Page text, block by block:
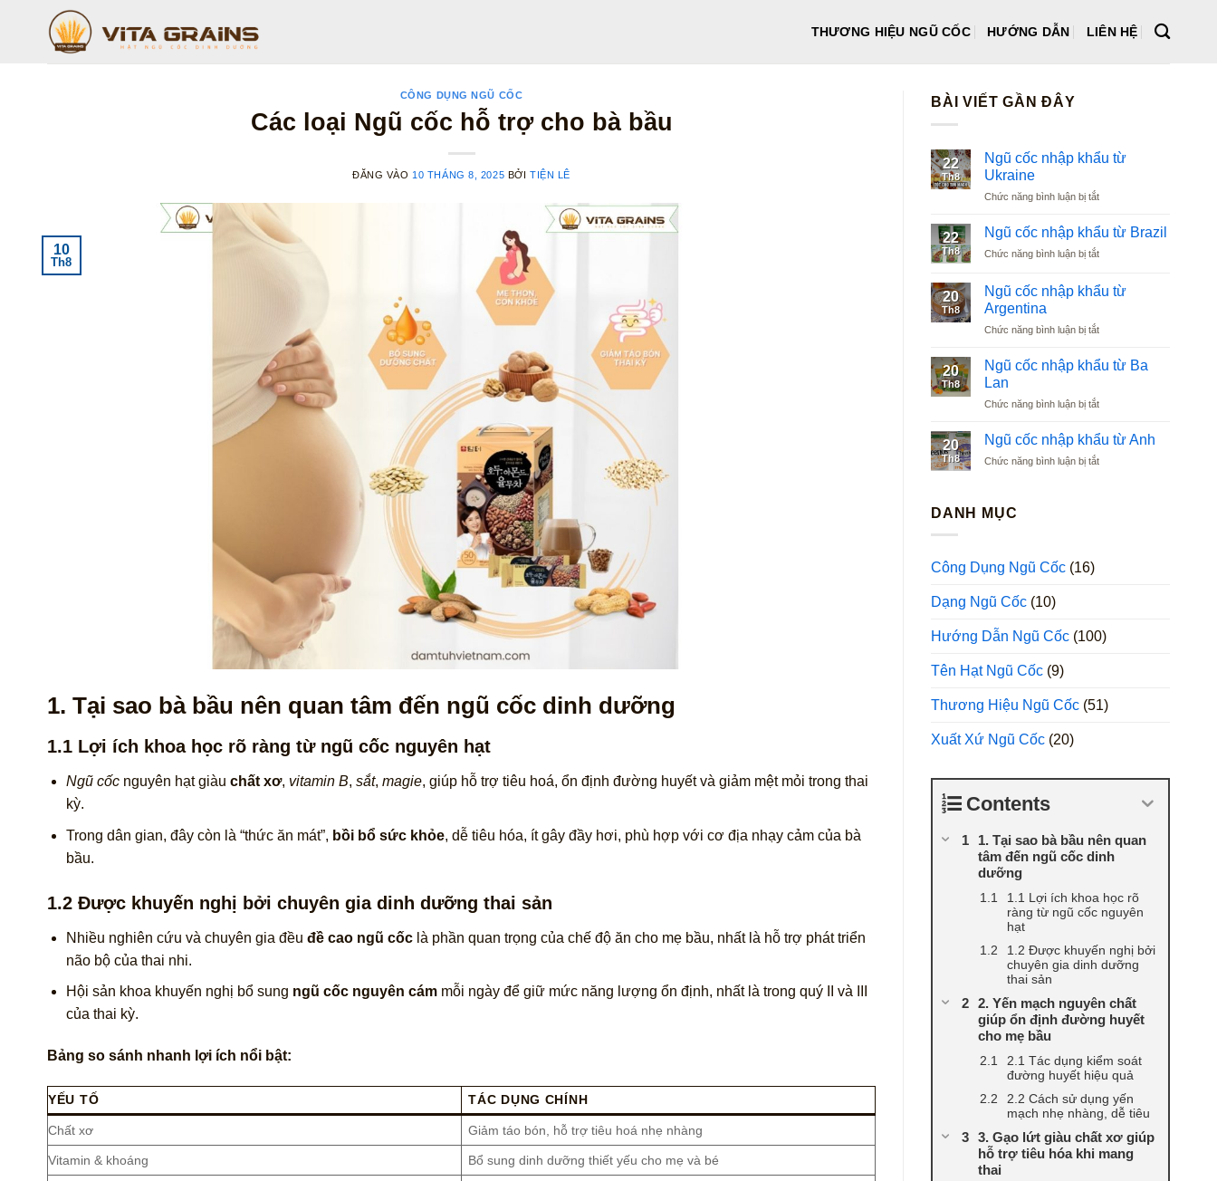
THƯƠNG HIỆU NGŨ CỐC HƯỚNG DẪN LIÊN HỆ
CÔNG DỤNG NGŨ CỐC
Các loại Ngũ cốc hỗ trợ cho bà bầu
ĐĂNG VÀO 10 THÁNG 8, 2025 BỞI TIỆN LÊ
10
Th8
1. Tại sao bà bầu nên quan tâm đến ngũ cốc dinh dưỡng
1.1 Lợi ích khoa học rõ ràng từ ngũ cốc nguyên hạt
Ngũ cốcnguyên hạt giàu chất xơ, vitamin B, sắt, magie, giúp hỗ trợ tiêu hoá, ổn định đường huyết và giảm mệt mỏi trong thai
kỳ.
Trong dân gian, đây còn là “thức ăn mát”, bồi bổ sức khỏe, dễ tiêu hóa, ít gây đầy hơi, phù hợp với cơ địa nhạy cảm của bà
bầu.
1.2 Được khuyến nghị bởi chuyên gia dinh dưỡng thai sản
Nhiều nghiên cứu và chuyên gia đều đề cao ngũ cốclà phần quan trọng của chế độ ăn cho mẹ bầu, nhất là hỗ trợ phát triển
não bộ của thai nhi.
Hội sản khoa khuyến nghị bổ sung ngũ cốc nguyên cámmỗi ngày để giữ mức năng lượng ổn định, nhất là trong quý II và III
của thai kỳ.
Bảng so sánh nhanh lợi ích nổi bật:
YẾU TỐ TÁC DỤNG CHÍNH
Chất xơ Giảm táo bón, hỗ trợ tiêu hoá nhẹ nhàng
Vitamin & khoáng Bổ sung dinh dưỡng thiết yếu cho mẹ và bé
BÀI VIẾT GẦN ĐÂY
22
Th8
Ngũ cốc nhập khẩu từ
Ukraine
Chức năng bình luận bị tắtở
cốc
khẩu
Ukraine
22
Th8
Ngũ cốc nhập khẩu từ Brazil
Chức năng bình luận bị tắtở
cốc
nhập
từ
20
Th8
Ngũ cốc nhập khẩu từ
Argentina
Chức năng bình luận bị tắtở
cốc
từ
20
Th8
Ngũ cốc nhập khẩu từ Ba
Lan
Chức năng bình luận bị tắtở
cốc
khẩu
20
Th8
Ngũ cốc nhập khẩu từ Anh
Chức năng bình luận bị tắtở
DANH MỤC
Công Dụng Ngũ Cốc (16)
Dạng Ngũ Cốc (10)
Hướng Dẫn Ngũ Cốc (100)
Tên Hạt Ngũ Cốc (9)
Thương Hiệu Ngũ Cốc (51)
Xuất Xứ Ngũ Cốc (20)
Contents
1. Tại sao bà bầu nên quan
tâm đến ngũ cốc dinh
dưỡng
1.1 Lợi ích khoa học rõ
ràng từ ngũ cốc nguyên
hạt
1.2 Được khuyến nghị bởi
chuyên gia dinh dưỡng
thai sản
2. Yến mạch nguyên chất
giúp ổn định đường huyết
cho mẹ bầu
2.1 Tác dụng kiểm soát
đường huyết hiệu quả
2.2 Cách sử dụng yến
mạch nhẹ nhàng, dễ tiêu
3. Gạo lứt giàu chất xơ giúp
hỗ trợ tiêu hóa khi mang
thai